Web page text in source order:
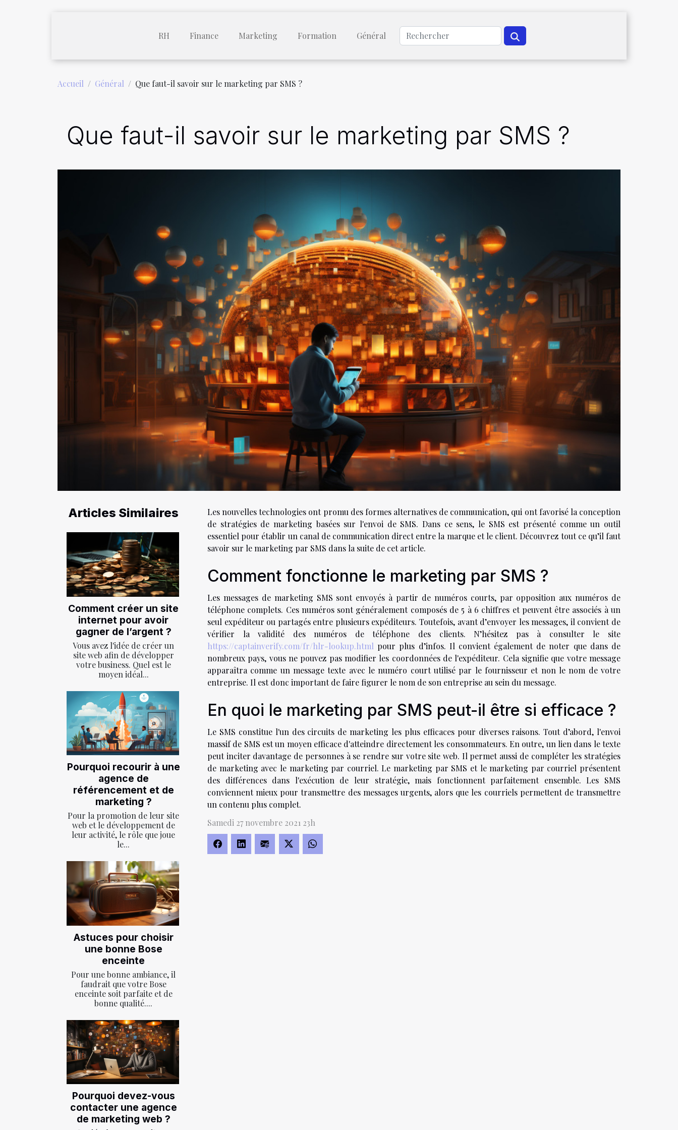
RH Finance Marketing Formation Général
Accueil Général Que faut-il savoir sur le marketing par SMS ?
Que faut-il savoir sur le marketing par SMS ?
Articles Similaires
Comment créer un site
internet pour avoir
gagner de l’argent ?
Vous avez l'idée de créer un
site web afin de développer
votre business. Quel est le
moyen idéal...
Pourquoi recourir à une
agence de
référencement et de
marketing ?
Pour la promotion de leur site
web et le développement de
leur activité, le rôle que joue
le...
Astuces pour choisir
une bonne Bose
enceinte
Pour une bonne ambiance, il
faudrait que votre Bose
enceinte soit parfaite et de
bonne qualité....
Pourquoi devez-vous
contacter une agence
de marketing web ?
Les nouvelles technologies ont promu des formes alternatives de communication, qui ont favorisé la conception
de stratégies de marketing basées sur l'envoi de SMS. Dans ce sens, le SMS est présenté comme un outil
essentiel pour établir un canal de communication direct entre la marque et le client. Découvrez tout ce qu’il faut
savoir sur le marketing par SMS dans la suite de cet article.
Comment fonctionne le marketing par SMS ?
Les messages de marketing SMS sont envoyés à partir de numéros courts, par opposition aux numéros de
téléphone complets. Ces numéros sont généralement composés de 5 à 6 chiffres et peuvent être associés à un
seul expéditeur ou partagés entre plusieurs expéditeurs. Toutefois, avant d’envoyer les messages, il convient de
vérifier la validité des numéros de téléphone des clients. N’hésitez pas à consulter le site
https://captainverify.com/fr/hlr-lookup.html pour plus d’infos. Il convient également de noter que dans de
nombreux pays, vous ne pouvez pas modifier les coordonnées de l'expéditeur. Cela signifie que votre message
apparaîtra comme un message texte avec le numéro court utilisé par le fournisseur et non le nom de votre
entreprise. Il est donc important de faire figurer le nom de son entreprise au sein du message.
En quoi le marketing par SMS peut-il être si efficace ?
Le SMS constitue l'un des circuits de marketing les plus efficaces pour diverses raisons. Tout d’abord, l'envoi
massif de SMS est un moyen efficace d'atteindre directement les consommateurs. En outre, un lien dans le texte
peut inciter davantage de personnes à se rendre sur votre site web. Il permet aussi de compléter les stratégies
de marketing avec le marketing par courriel. Le marketing par SMS et le marketing par courriel présentent
des différences dans l'exécution de leur stratégie, mais fonctionnent parfaitement ensemble. Les SMS
conviennent mieux pour transmettre des messages urgents, alors que les courriels permettent de transmettre
un contenu plus complet.
Samedi 27 novembre 2021 23h